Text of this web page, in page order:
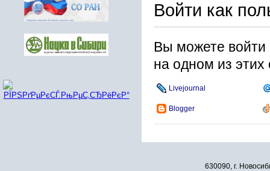
Войти как
Вы можете войти
на одном из этих
Livejournal
Blogger
630090, г.